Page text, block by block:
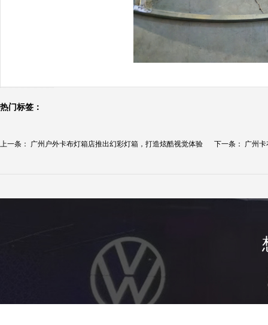
热门标签：
上一条： 广州户外卡布灯箱店推出幻彩灯箱，打造炫酷视觉体验 下一条： 广州